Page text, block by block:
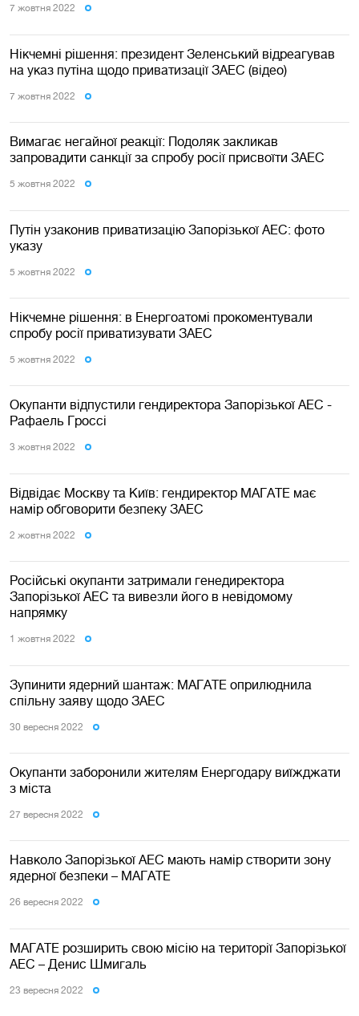
7 жовтня 2022
Нікчемні рішення: президент Зеленський відреагував
на указ путіна щодо приватизації ЗАЕС (відео)
7 жовтня 2022
Вимагає негайної реакції: Подоляк закликав
запровадити санкції за спробу росії присвоїти ЗАЕС
5 жовтня 2022
Путін узаконив приватизацію Запорізької АЕС: фото
указу
5 жовтня 2022
Нікчемне рішення: в Енергоатомі прокоментували
спробу росії приватизувати ЗАЕС
5 жовтня 2022
Окупанти відпустили гендиректора Запорізької АЕС -
Рафаель Гроссі
3 жовтня 2022
Відвідає Москву та Київ: гендиректор МАГАТЕ має
намір обговорити безпеку ЗАЕС
2 жовтня 2022
Російські окупанти затримали генедиректора
Запорізької АЕС та вивезли його в невідомому
напрямку
1 жовтня 2022
Зупинити ядерний шантаж: МАГАТЕ оприлюднила
спільну заяву щодо ЗАЕС
30 вересня 2022
Окупанти заборонили жителям Енергодару виїжджати
з міста
27 вересня 2022
Навколо Запорізької АЕС мають намір створити зону
ядерної безпеки – МАГАТЕ
26 вересня 2022
МАГАТЕ розширить свою місію на території Запорізької
АЕС – Денис Шмигаль
23 вересня 2022